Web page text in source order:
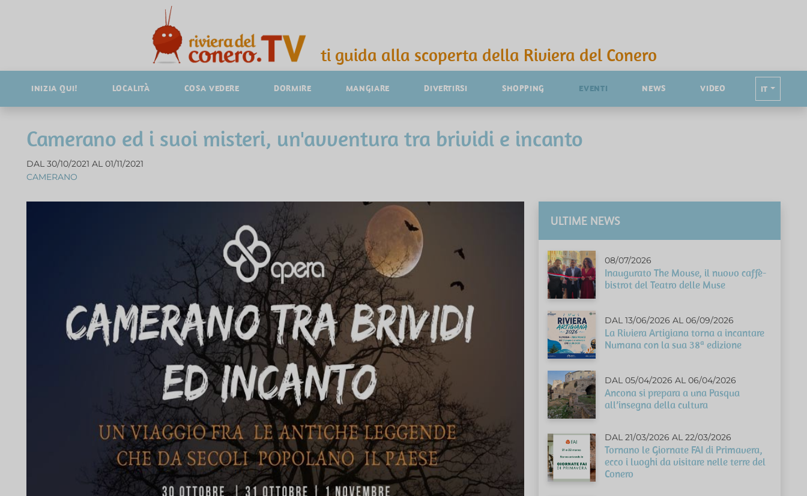
ti guida alla scoperta della Riviera del Conero
INIZIA QUI! LOCALITÀ COSA VEDERE DORMIRE MANGIARE DIVERTIRSI SHOPPING EVENTI NEWS VIDEO IT
Camerano ed i suoi misteri, un'avventura tra brividi e incanto
DAL 30/10/2021 AL 01/11/2021
CAMERANO
ULTIME NEWS
08/07/2026
Inaugurato The Mouse, il nuovo caffè-
bistrot del Teatro delle Muse
DAL 13/06/2026 AL 06/09/2026
La Riviera Artigiana torna a incantare
Numana con la sua 38ª edizione
DAL 05/04/2026 AL 06/04/2026
Ancona si prepara a una Pasqua
all’insegna della cultura
DAL 21/03/2026 AL 22/03/2026
Tornano le Giornate FAI di Primavera,
ecco i luoghi da visitare nelle terre del
Conero